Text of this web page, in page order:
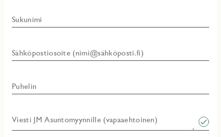
Sukunimi
Sähköpostiosoite (nimi@sähköposti.fi)
Puhelin
Viesti JM Asuntomyynnille (vapaaehtoinen)​